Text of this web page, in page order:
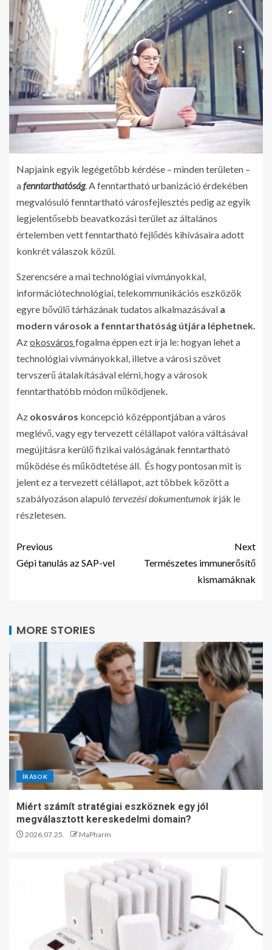
Napjaink egyik legégetőbb kérdése – minden területen –
afenntarthatóság. A fenntartható urbanizáció érdekében
megvalósuló fenntartható városfejlesztés pedig az egyik
legjelentősebb beavatkozási terület az általános
értelemben vett fenntartható fejlődés kihívásaira adott
konkrét válaszok közül.
Szerencsére a mai technológiai vívmányokkal,
információtechnológiai, telekommunikációs eszközök
egyre bővülő tárházának tudatos alkalmazásával a
modern városok a fenntarthatóság útjára léphetnek.
Azokosváros fogalma éppen ezt írja le: hogyan lehet a
technológiai vívmányokkal, illetve a városi szövet
tervszerű átalakításával elérni, hogy a városok
fenntarthatóbb módon működjenek.
Az okosváros koncepció középpontjában a város
meglévő, vagy egy tervezett célállapot valóra váltásával
megújításra kerülő fizikai valóságának fenntartható
működése és működtetése áll. És hogy pontosan mit is
jelent ez a tervezett célállapot, azt többek között a
szabályozáson alapuló tervezési dokumentumok írják le
részletesen.
Previous
Gépi tanulás az SAP-vel
Next
Természetes immunerősítő
kismamáknak
MORE STORIES
ÍRÁSOK
Miért számít stratégiai eszköznek egy jól
megválasztott kereskedelmi domain?
2026.07.25. MaPharm